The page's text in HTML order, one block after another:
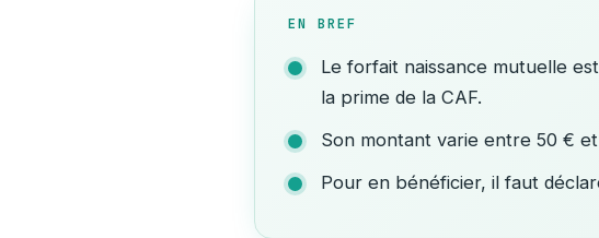
EN BREF
Le forfait naissance mutuelle
la prime de la CAF.
Son montant varie entre 50 €
Pour en bénéficier, il faut